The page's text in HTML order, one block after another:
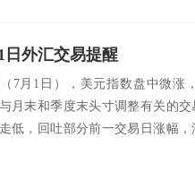
日外汇交易提醒
7月1日），美元指数盘中微涨
月末和季度末头寸调整有关的
低，回吐部分前一交易日涨幅